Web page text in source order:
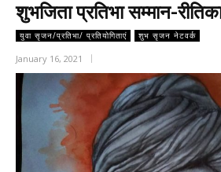
शुभजिता प्रतिभा सम्मान-
युवा सृजन/प्रतिभा/ प्रतियोगिताएं शुभ सृजन नेटवर्क
January 16, 2021